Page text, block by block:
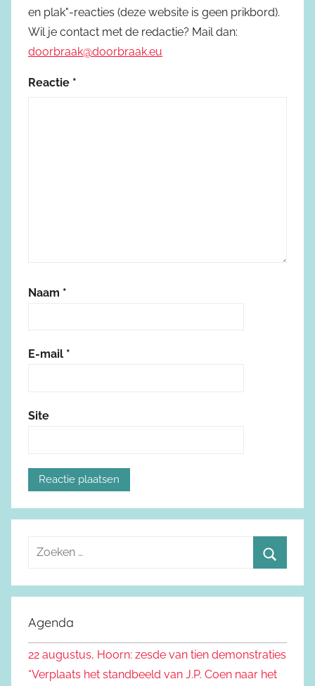
en plak"-reacties (deze website is geen prikbord).
Wil je contact met de redactie? Mail dan:
doorbraak@doorbraak.eu
Reactie *
Naam *
E-mail *
Site
e
e
n
o
e
n
Agenda
22 augustus, Hoorn: zesde van tien demonstraties
“Verplaats het standbeeld van J.P. Coen naar het